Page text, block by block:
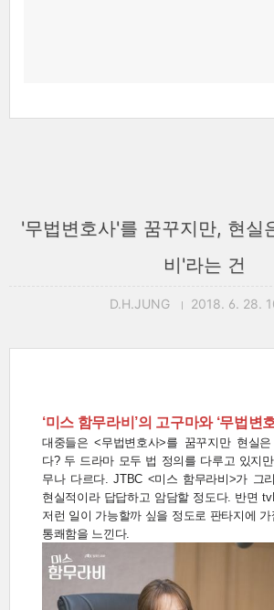
'무법변호사'를 꿈꾸지만, 현실
비'라는 건
D.H.JUNG 2018. 6. 28.
‘미스 함무라비’의 고구마와 ‘무법변
대중들은 <무법변호사>를 꿈꾸지만 현실
다? 두 드라마 모두 법 정의를 다루고 있지
무나 다르다. JTBC <미스 함무라비>가 그
현실적이라 답답하고 암담할 정도다. 반면
저런 일이 가능할까 싶을 정도로 판타지에
통쾌함을 느낀다.